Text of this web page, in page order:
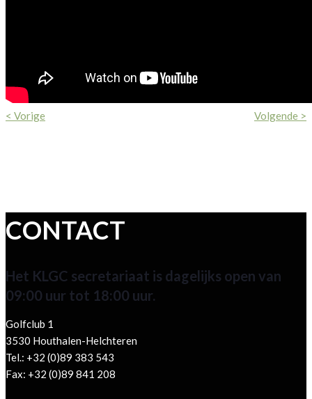
< Vorige Volgende >
CONTACT
Het KLGC secretariaat is dagelijks open van
09:00 uur tot 18:00 uur.
Golfclub 1
3530 Houthalen-Helchteren
Tel.: +32 (0)89 383 543
Fax: +32 (0)89 841 208